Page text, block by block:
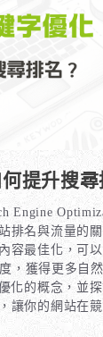
提升搜尋
Engine
排名與流量的
容最佳化，可
，獲得更多自
化的概念，並
讓你的網站在